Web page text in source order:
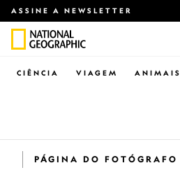
ASSINE A NEWSLETTER
CIÊNCIA VIAGEM ANIMAIS
PÁGINA DO FOTÓGRAFO